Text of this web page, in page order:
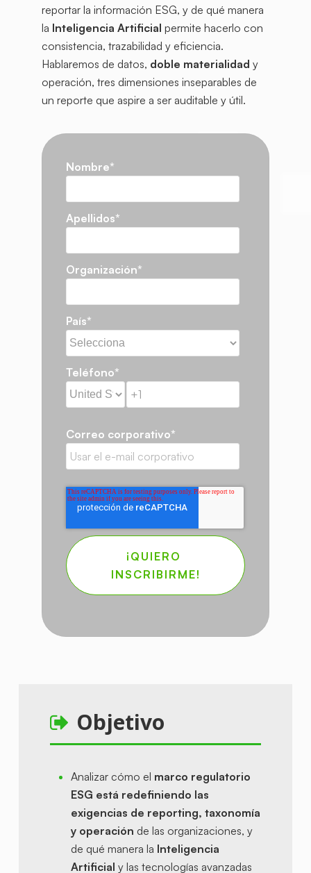
reportar la información ESG, y de qué manera
la Inteligencia Artificial permite hacerlo con
consistencia, trazabilidad y eficiencia.
Hablaremos de datos, doble materialidad y
operación, tres dimensiones inseparables de
un reporte que aspire a ser auditable y útil.
Nombre*
Apellidos*
Organización*
País*
Teléfono*
Correo corporativo*
Objetivo
Analizar cómo el marco regulatorio
ESG está redefiniendo las
exigencias de reporting, taxonomía
y operación de las organizaciones, y
de qué manera la Inteligencia
Artificial y las tecnologías avanzadas